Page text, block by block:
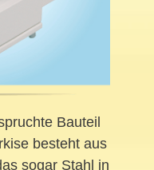
Bauteil
besteht aus
sogar Stahl in